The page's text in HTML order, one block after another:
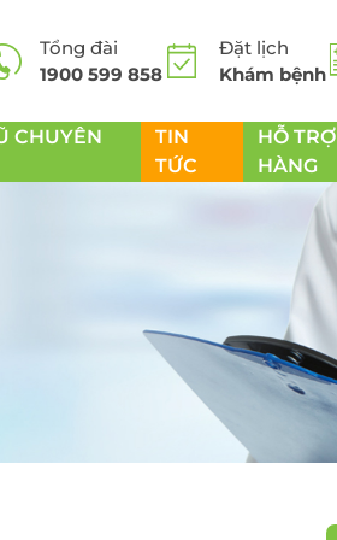
Tổng đài
1900 599 858
Đặt lịch
Khám bệnh
thuật cắt
Dịch vụ xét nghiệm
sàng lọc trước sinh
NIPT
Thai sản trọn gói
Khám phụ khoa -
sóc sức khỏe sinh
CHUYÊN
TIN
TỨC
HỖ
HÀNG